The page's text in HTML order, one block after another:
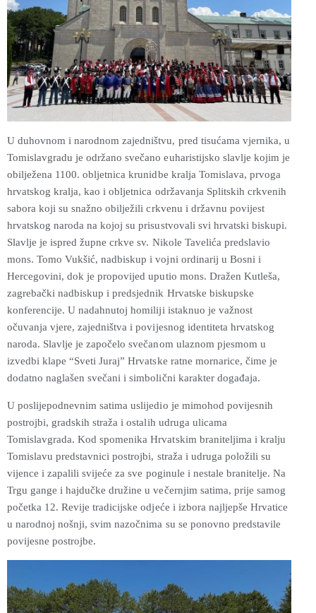
U duhovnom i narodnom zajedništvu, pred tisućama vjernika, u
Tomislavgradu je održano svečano euharistijsko slavlje kojim je
obilježena 1100. obljetnica krunidbe kralja Tomislava, prvoga
hrvatskog kralja, kao i obljetnica održavanja Splitskih crkvenih
sabora koji su snažno obilježili crkvenu i državnu povijest
hrvatskog naroda na kojoj su prisustvovali svi hrvatski biskupi.
Slavlje je ispred župne crkve sv. Nikole Tavelića predslavio
mons. Tomo Vukšić, nadbiskup i vojni ordinarij u Bosni i
Hercegovini, dok je propovijed uputio mons. Dražen Kutleša,
zagrebački nadbiskup i predsjednik Hrvatske biskupske
konferencije. U nadahnutoj homiliji istaknuo je važnost
očuvanja vjere, zajedništva i povijesnog identiteta hrvatskog
naroda. Slavlje je započelo svečanom ulaznom pjesmom u
izvedbi klape “Sveti Juraj” Hrvatske ratne mornarice, čime je
dodatno naglašen svečani i simbolični karakter događaja.
U poslijepodnevnim satima uslijedio je mimohod povijesnih
postrojbi, gradskih straža i ostalih udruga ulicama
Tomislavgrada. Kod spomenika Hrvatskim braniteljima i kralju
Tomislavu predstavnici postrojbi, straža i udruga položili su
vijence i zapalili svijeće za sve poginule i nestale branitelje. Na
Trgu gange i hajdučke družine u večernjim satima, prije samog
početka 12. Revije tradicijske odjeće i izbora najljepše Hrvatice
u narodnoj nošnji, svim nazočnima su se ponovno predstavile
povijesne postrojbe.